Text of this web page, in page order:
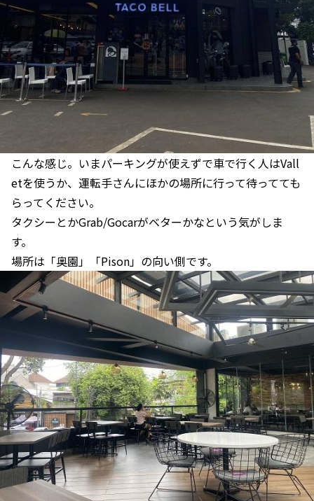
こんな感じ。いまパーキングが使えずで車で行く人はVall
etを使うか、運転手さんにほかの場所に行って待ってても
らってください。
タクシーとかGrab/Gocarがベターかなという気がしま
す。
場所は「奥園」「Pison」の向い側です。